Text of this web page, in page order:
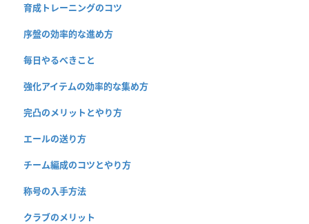
育成トレーニングのコツ
序盤の効率的な進め方
毎日やるべきこと
強化アイテムの効率的な集め方
完凸のメリットとやり方
エールの送り方
チーム編成のコツとやり方
称号の入手方法
クラブのメリット